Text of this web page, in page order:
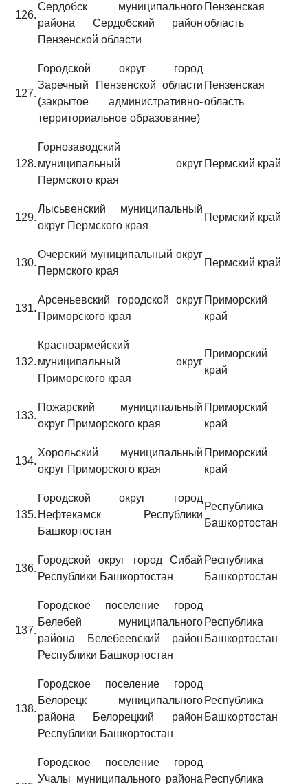
126.
Сердобск муниципального
района Сердобский район
Пензенской области
Пензенская
область
127.
Городской округ город
Заречный Пензенской области
(закрытое административно-
территориальное образование)
Пензенская
область
128.
Горнозаводский
муниципальный округ
Пермского края
Пермский край
129.
Лысьвенский муниципальный
округ Пермского края
Пермский край
130.
Очерский муниципальный округ
Пермского края
Пермский край
131.
Арсеньевский городской округ
Приморского края
Приморский
край
132.
Красноармейский
муниципальный округ
Приморского края
Приморский
край
133.
Пожарский муниципальный
округ Приморского края
Приморский
край
134.
Хорольский муниципальный
округ Приморского края
Приморский
край
135.
Городской округ город
Нефтекамск Республики
Башкортостан
Республика
Башкортостан
136.
Городской округ город Сибай
Республики Башкортостан
Республика
Башкортостан
137.
Городское поселение город
Белебей муниципального
района Белебеевский район
Республики Башкортостан
Республика
Башкортостан
138.
Городское поселение город
Белорецк муниципального
района Белорецкий район
Республики Башкортостан
Республика
Башкортостан
Городское поселение город
Учалы муниципального района Республика